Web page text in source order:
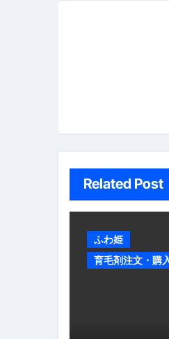
【
【
「
ン
Related Post
ふわ姫
育毛剤注文・購